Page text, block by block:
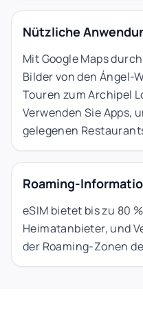
Nützliche
Mit Google Maps
Bilder von den Ángel-
Touren zum Archipel
Verwenden Sie Apps,
gelegenen
Roaming-
eSIM bietet bis zu 80
Heimatanbieter, und
der Roaming-Zonen